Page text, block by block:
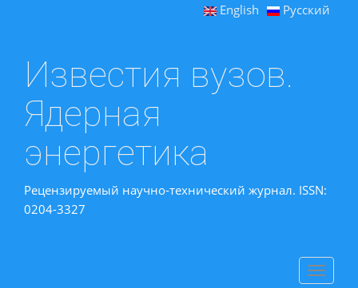
English Русский
Известия вузов.
Ядерная
энергетика
Рецензируемый научно-технический журнал. ISSN:
0204-3327
Toggle